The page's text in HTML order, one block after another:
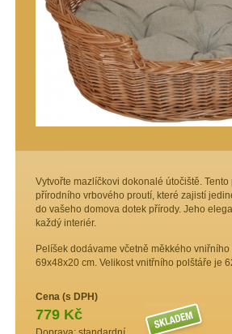
Vytvořte mazlíčkovi dokonalé útočiště.
přírodního vrbového proutí, které zajistí
do vašeho domova dotek přírody. Jeho
každý interiér.
Pelíšek dodávame včetně měkkého
69x48x20 cm. Velikost vnitřního polštáře je
Cena (s DPH)
779 Kč